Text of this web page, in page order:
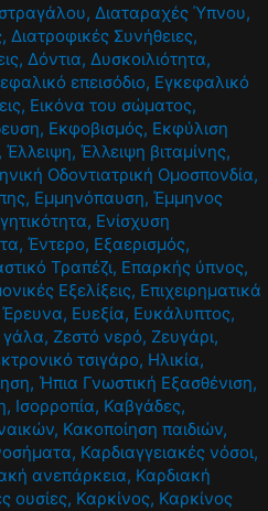
, Διαταραχές Ύπνου,
, Διατροφικές Συνήθειες,
, Δόντια, Δυσκοιλιότητα,
επεισόδιο, Εγκεφαλικό
, Εικόνα του σώματος,
, Εκφοβισμός, Εκφύλιση
,Έλλειψη,Έλλειψη βιταμίνης,
Οδοντιατρική Ομοσπονδία,
, Εμμηνόπαυση,Έμμηνος
, Ενίσχυση
,Έντερο, Εξαερισμός,
Τραπέζι, Επαρκής ύπνος,
Εξελίξεις, Επιχειρηματικά
Έρευνα, Ευεξία, Ευκάλυπτος,
γάλα, Ζεστό νερό, Ζευγάρι,
τσιγάρο, Ηλικία,
, Ήπια Γνωστική Εξασθένιση,
, Ισορροπία, Καβγάδες,
, Κακοποίηση παιδιών,
, Καρδιαγγειακές νόσοι,
ανεπάρκεια, Καρδιακή
ουσίες, Καρκίνος, Καρκίνος